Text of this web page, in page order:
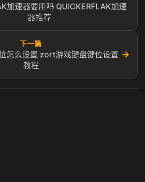
加速器要用吗 QUICKERFLAK加速
器推荐
下一篇
怎么设置 zort游戏键盘键位设置
教程
→